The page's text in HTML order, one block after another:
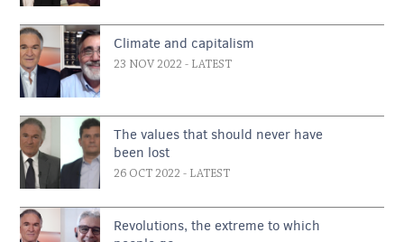
Climate and capitalism
23 NOV 2022 - LATEST
The values that should never have
been lost
26 OCT 2022 - LATEST
Revolutions, the extreme to which